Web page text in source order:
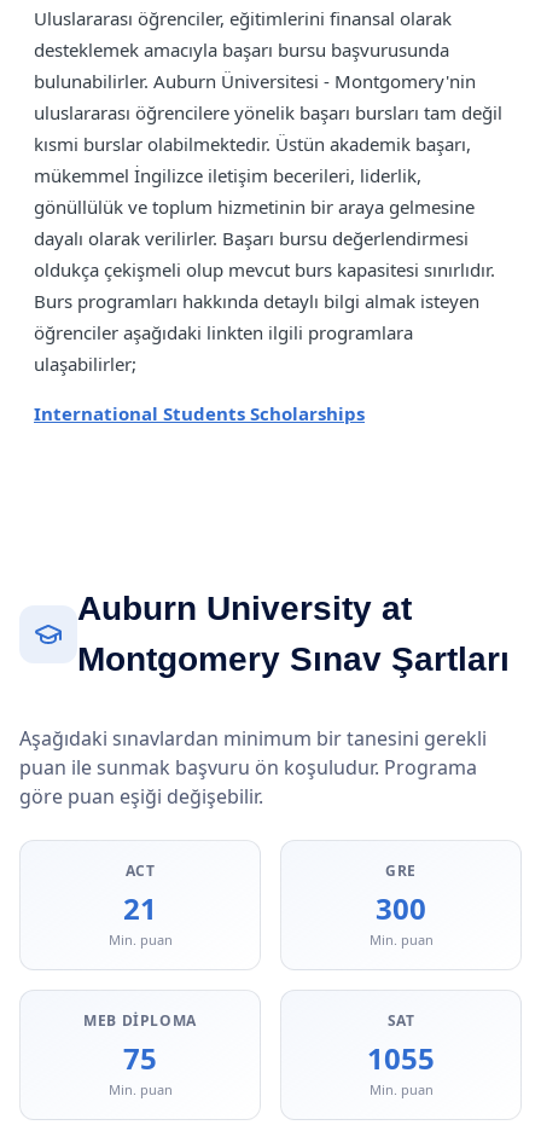
Uluslararası öğrenciler, eğitimlerini finansal olarak
desteklemek amacıyla başarı bursu başvurusunda
bulunabilirler. Auburn Üniversitesi - Montgomery'nin
uluslararası öğrencilere yönelik başarı bursları tam değil
kısmi burslar olabilmektedir. Üstün akademik başarı,
mükemmel İngilizce iletişim becerileri, liderlik,
gönüllülük ve toplum hizmetinin bir araya gelmesine
dayalı olarak verilirler. Başarı bursu değerlendirmesi
oldukça çekişmeli olup mevcut burs kapasitesi sınırlıdır.
Burs programları hakkında detaylı bilgi almak isteyen
öğrenciler aşağıdaki linkten ilgili programlara
ulaşabilirler;
International Students Scholarships
Auburn University at
Montgomery Sınav Şartları
Aşağıdaki sınavlardan minimum bir tanesini gerekli
puan ile sunmak başvuru ön koşuludur. Programa
göre puan eşiği değişebilir.
ACT
21
Min. puan
GRE
300
Min. puan
MEB DIPLOMA
75
Min. puan
SAT
1055
Min. puan